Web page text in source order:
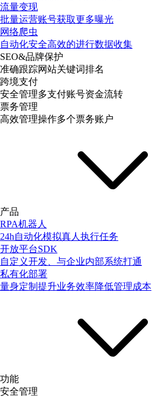
流量变现
批量运营账号获取更多曝光
网络爬虫
自动化安全高效的进行数据收集
SEO&品牌保护
准确跟踪网站关键词排名
跨境支付
安全管理多支付账号资金流转
票务管理
高效管理操作多个票务账户
产品
RPA机器人
24h自动化模拟真人执行任务
开放平台SDK
自定义开发、与企业内部系统打通
私有化部署
量身定制提升业务效率降低管理成本
功能
安全管理